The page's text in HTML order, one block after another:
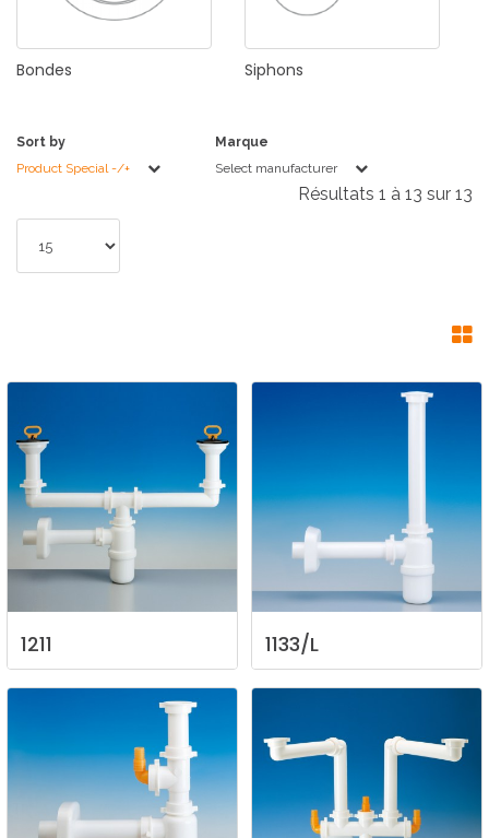
Bondes Siphons
Sort by
Product Special -/+
Marque
Select manufacturer
Résultats 1 à 13 sur 13
1211 1133/L